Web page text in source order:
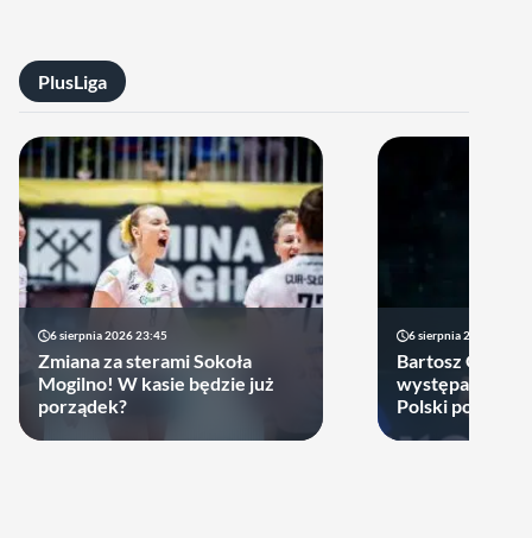
PlusLiga
6 sierpnia 2026 23:45
Zmiana za sterami Sokoła
Mogilno! W kasie będzie już
porządek?
6 sierpnia 2026 17:40
Bartosz
występach w
Polski podjął